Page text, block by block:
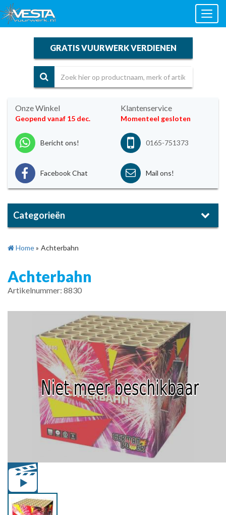
GRATIS VUURWERK VERDIENEN
Onze Winkel
Geopend vanaf 15 dec.
Klantenservice
Momenteel gesloten
Bericht ons! 0165-751373
Facebook Chat Mail ons!
Categorieën
Home» Achterbahn
Achterbahn
Artikelnummer: 8830